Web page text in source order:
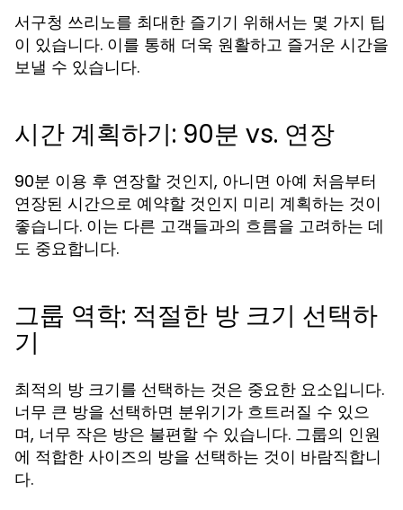
서구청 쓰리노를 최대한 즐기기 위해서는 몇 가지 팁
이 있습니다. 이를 통해 더욱 원활하고 즐거운 시간을
보낼 수 있습니다.
시간 계획하기: 90분 vs. 연장
90분 이용 후 연장할 것인지, 아니면 아예 처음부터
연장된 시간으로 예약할 것인지 미리 계획하는 것이
좋습니다. 이는 다른 고객들과의 흐름을 고려하는 데
도 중요합니다.
그룹 역학: 적절한 방 크기 선택하
기
최적의 방 크기를 선택하는 것은 중요한 요소입니다.
너무 큰 방을 선택하면 분위기가 흐트러질 수 있으
며, 너무 작은 방은 불편할 수 있습니다. 그룹의 인원
에 적합한 사이즈의 방을 선택하는 것이 바람직합니
다.